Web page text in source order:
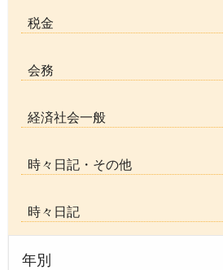
税金
会務
経済社会一般
時々日記・その他
時々日記
年別